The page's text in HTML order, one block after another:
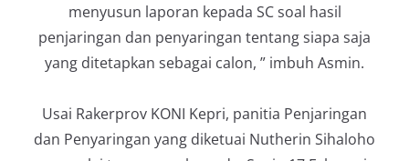
menyusun laporan kepada SC soal hasil
penjaringan dan penyaringan tentang siapa saja
yang ditetapkan sebagai calon, ” imbuh Asmin.
Usai Rakerprov KONI Kepri, panitia Penjaringan
dan Penyaringan yang diketuai Nutherin Sihaloho